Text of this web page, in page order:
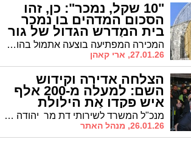
"10 שקל, נמכר": כן, זהו
הסכום המדהים בו נמכר
בית המדרש הגדול של גור
בירושלים המכירה המפתיעה בוצעה אתמול בהוראה מיוחדת של האדמו"ר ערב חתונת נכדתו
27.01.26, ארי קאהן
הצלחה אדירה וקידוש
השם: למעלה מ-200 אלף
איש פקדו את הילולת
הבבא סאלי זיע"א מנכ"ל המשרד לשירותי דת מר יהודה אבידן: "הציבור גילה אחריות ונשמע להוראות-מדובר בהצלחה חסרת תקדים שזכינו לה בזכות הצדיק"
26.01.26, מנהל האתר